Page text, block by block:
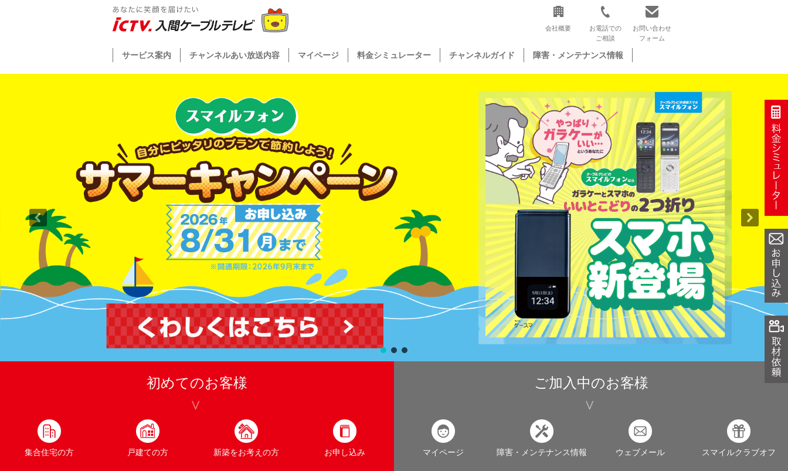
会社概要
お電話での
ご相談
お問い合わせ
フォーム
サービス案内 チャンネルあい放送内容 マイページ 料金シミュレーター チャンネルガイド 障害・メンテナンス情報
初めてのお客様
集合住宅の方 戸建ての方 新築をお考えの方 お申し込み
ご加入中のお客様
マイページ 障害・メンテナンス情報 ウェブメール スマイルクラブオフ